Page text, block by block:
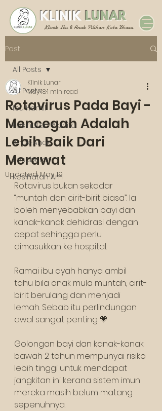
KLINIK LUNAR
Klinik Ibu & Anak Pilihan Kota Bharu
Post
All Posts
Ibu Hamil
Kesihatan Wanita
Anak-Anak
Kesuburan
Kesihatan Am
All Posts
Rotavirus Pada Bayi -
Mencegah Adalah
Lebih Baik Dari
Merawat
Klinik Lunar
May 181 min read
Updated:May 19
Rotavirus bukan sekadar
“muntah dan cirit-birit biasa”. Ia
boleh menyebabkan bayi dan
kanak-kanak dehidrasi dengan
cepat sehingga perlu
dimasukkan ke hospital.
Ramai ibu ayah hanya ambil
tahu bila anak mula muntah, cirit-
birit berulang dan menjadi
lemah. Sebab itu perlindungan
awal sangat penting 💗
Golongan bayi dan kanak-kanak
bawah 2 tahun mempunyai risiko
lebih tinggi untuk mendapat
jangkitan ini kerana sistem imun
mereka masih belum matang
sepenuhnya.